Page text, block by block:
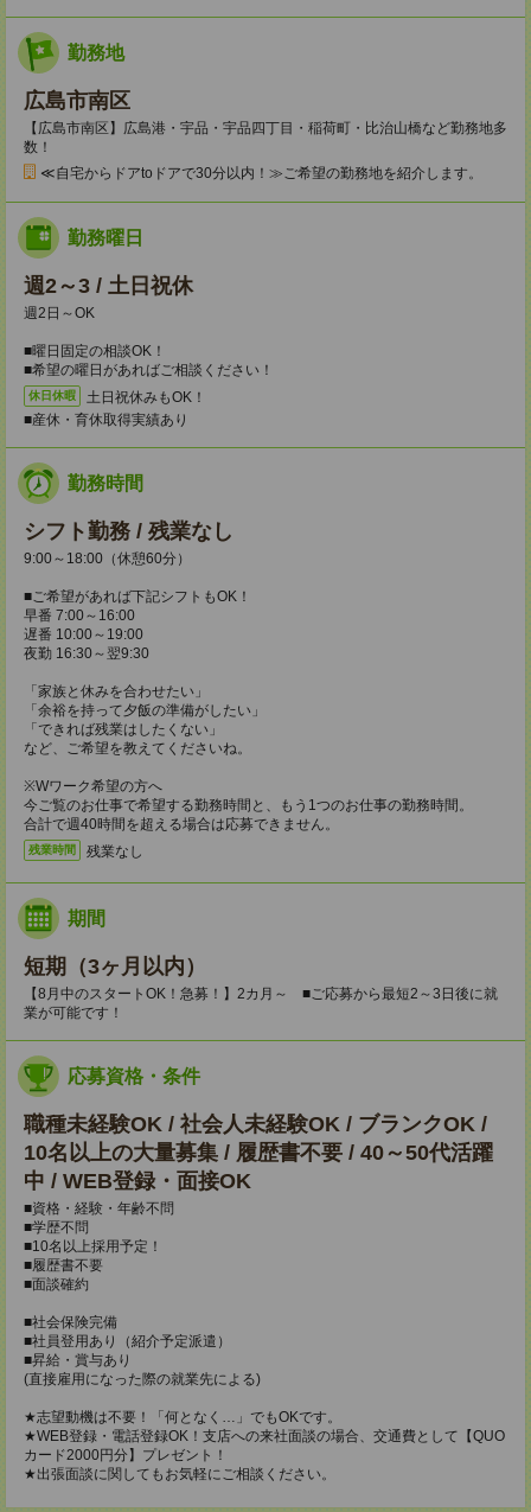
勤務地
広島市南区
【広島市南区】広島港・宇品・宇品四丁目・稲荷町・比治山橋など勤務地多
数！
≪自宅からドアtoドアで30分以内！≫ご希望の勤務地を紹介します。
勤務曜日
週2～3 / 土日祝休
週2日～OK
■曜日固定の相談OK！
■希望の曜日があればご相談ください！
休日休暇
土日祝休みもOK！
■産休・育休取得実績あり
勤務時間
シフト勤務 / 残業なし
9:00～18:00（休憩60分）
■ご希望があれば下記シフトもOK！
早番 7:00～16:00
遅番 10:00～19:00
夜勤 16:30～翌9:30
「家族と休みを合わせたい」
「余裕を持って夕飯の準備がしたい」
「できれば残業はしたくない」
など、ご希望を教えてくださいね。
※Wワーク希望の方へ
今ご覧のお仕事で希望する勤務時間と、もう1つのお仕事の勤務時間。
合計で週40時間を超える場合は応募できません。
残業時間 残業なし
期間
短期（3ヶ月以内）
【8月中のスタートOK！急募！】2カ月～ ■ご応募から最短2～3日後に就
業が可能です！
応募資格・条件
職種未経験OK / 社会人未経験OK / ブランクOK /
10名以上の大量募集 / 履歴書不要 / 40～50代活躍
中 / WEB登録・面接OK
■資格・経験・年齢不問
■学歴不問
■10名以上採用予定！
■履歴書不要
■面談確約
■社会保険完備
■社員登用あり（紹介予定派遣）
■昇給・賞与あり
(直接雇用になった際の就業先による)
★志望動機は不要！「何となく…」でもOKです。
★WEB登録・電話登録OK！支店への来社面談の場合、交通費として【QUO
カード2000円分】プレゼント！
★出張面談に関してもお気軽にご相談ください。